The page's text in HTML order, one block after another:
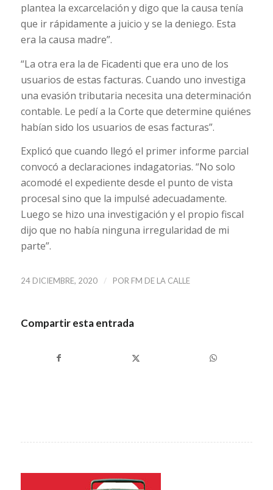
plantea la excarcelación y digo que la causa tenía
que ir rápidamente a juicio y se la deniego. Esta
era la causa madre”.
“La otra era la de Ficadenti que era uno de los
usuarios de estas facturas. Cuando uno investiga
una evasión tributaria necesita una determinación
contable. Le pedí a la Corte que determine quiénes
habían sido los usuarios de esas facturas”.
Explicó que cuando llegó el primer informe parcial
convocó a declaraciones indagatorias. “No solo
acomodé el expediente desde el punto de vista
procesal sino que la impulsé adecuadamente.
Luego se hizo una investigación y el propio fiscal
dijo que no había ninguna irregularidad de mi
parte”.
24 DICIEMBRE, 2020 / POR FM DE LA CALLE
Compartir esta entrada